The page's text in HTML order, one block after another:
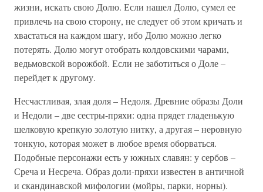
жизни, искать свою Долю. Если нашел Долю, сумел ее
привлечь на свою сторону, не следует об этом кричать и
хвастаться на каждом шагу, ибо Долю можно легко
потерять. Долю могут отобрать колдовскими чарами,
ведьмовской ворожбой. Если не заботиться о Доле –
перейдет к другому.
Несчастливая, злая доля – Недоля. Древние образы Доли
и Недоли – две сестры-пряхи: одна прядет гладенькую
шелковую крепкую золотую нитку, а другая – неровную
тонкую, которая может в любое время оборваться.
Подобные персонажи есть у южных славян: у сербов –
Среча и Несреча. Образ доли-пряхи известен в античной
и скандинавской мифологии (мойры, парки, норны).